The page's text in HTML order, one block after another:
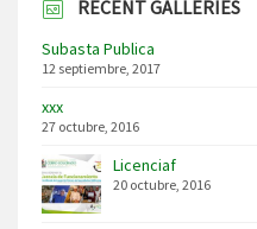
RECENT GALLERIES
Subasta Publica
12 septiembre, 2017
xxx
27 octubre, 2016
Licenciaf
20 octubre, 2016